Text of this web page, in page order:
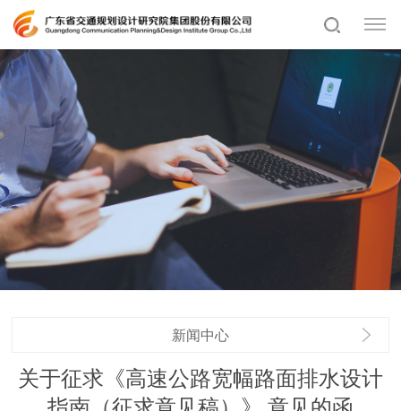
新闻中心
关于征求《高速公路宽幅路面排水设计